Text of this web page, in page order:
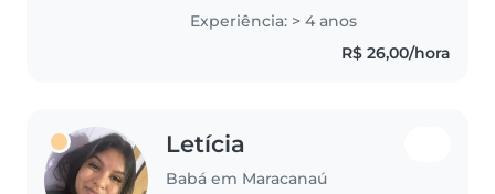
Experiência: > 4 anos
R$ 26,00/hora
Letícia
Babá em Maracanaú